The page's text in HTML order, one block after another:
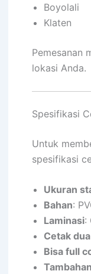
Boyolali
Klaten
Pemesanan
lokasi Anda.
Spesifikasi
Untuk
spesifikasi
Ukuran
Bahan:
Laminasi:
Cetak
Bisa full